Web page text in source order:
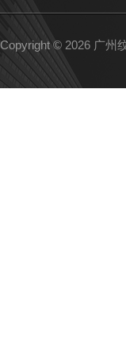
Copyright © 2026 广州